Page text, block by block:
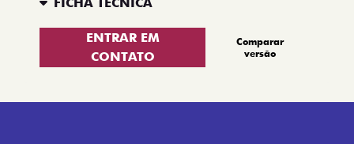
FICHA TÉCNICA
ENTRAR EM
CONTATO
Comparar
versão